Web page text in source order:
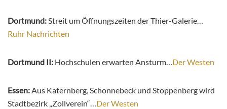
Dortmund:Streit um Öffnungszeiten der Thier-Galerie…
Ruhr Nachrichten
Dortmund II: Hochschulen erwarten Ansturm…Der Westen
Essen:Aus Katernberg, Schonnebeck und Stoppenberg wird
Stadtbezirk „Zollverein“…Der Westen